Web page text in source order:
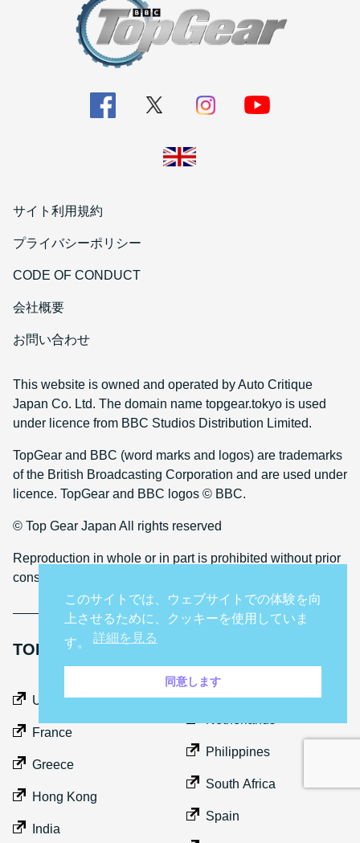
サイト利用規約
プライバシーポリシー
CODE OF CONDUCT
会社概要
お問い合わせ
This website is owned and operated by Auto Critique
Japan Co. Ltd. The domain name topgear.tokyo is used
under licence from BBC Studios Distribution Limited.
TopGear and BBC (word marks and logos) are trademarks
of the British Broadcasting Corporation and are used under
licence. TopGear and BBC logos © BBC.
© Top Gear Japan All rights reserved
Reproduction in whole or in part is prohibited without prior
consent
TOP GEAR INTERNATIONAL SITES
UK
France
Greece
Hong Kong
India
Middle East
Philippines
South Africa
Spain
このサイトでは、ウェブサイトでの体験を向
上させるために、クッキーを使用していま
す。 詳細を見る
同意します